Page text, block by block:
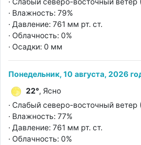
· Влажность: 79%
· Давление: 761 мм рт. ст.
· Облачность: 0%
· Осадки: 0 мм
Понедельник, 10 августа, 2026
22°, Ясно
· Слабый северо-восточный ветер
· Влажность: 77%
· Давление: 761 мм рт. ст.
· Облачность: 0%